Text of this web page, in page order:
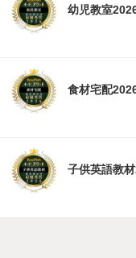
幼児教室
食材宅配
子供英語教